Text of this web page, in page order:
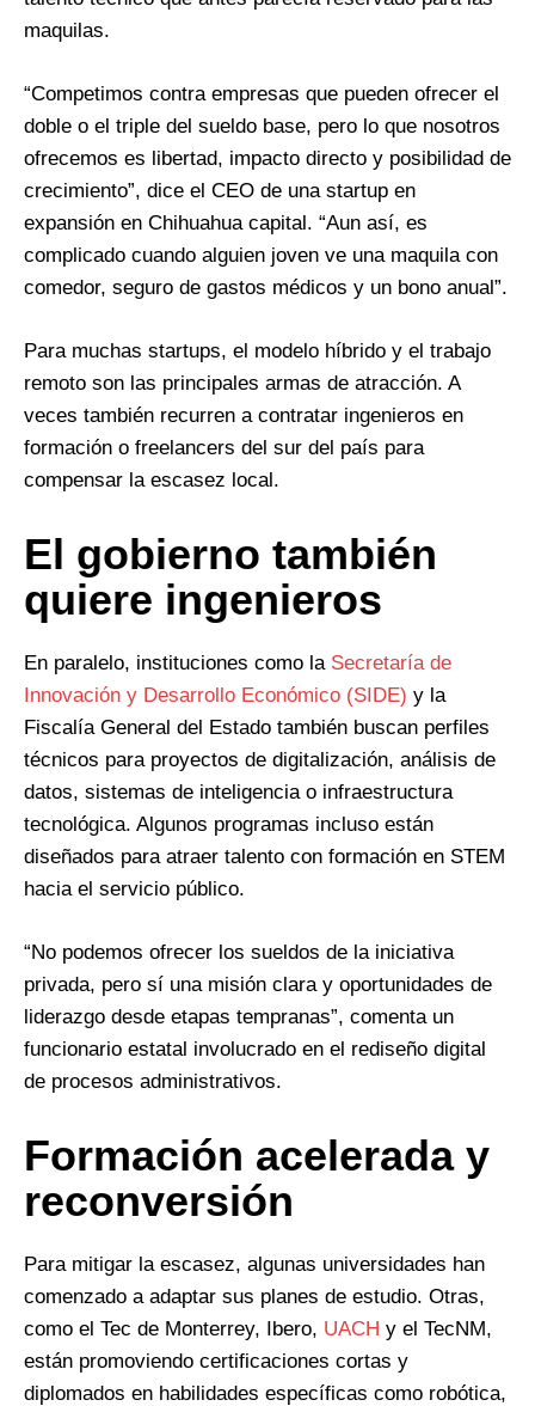
maquilas.
“Competimos contra empresas que pueden ofrecer el
doble o el triple del sueldo base, pero lo que nosotros
ofrecemos es libertad, impacto directo y posibilidad de
crecimiento”, dice el CEO de una startup en
expansión en Chihuahua capital. “Aun así, es
complicado cuando alguien joven ve una maquila con
comedor, seguro de gastos médicos y un bono anual”.
Para muchas startups, el modelo híbrido y el trabajo
remoto son las principales armas de atracción. A
veces también recurren a contratar ingenieros en
formación o freelancers del sur del país para
compensar la escasez local.
El gobierno también
quiere ingenieros
En paralelo, instituciones como la Secretaría de
Innovación y Desarrollo Económico (SIDE) y la
Fiscalía General del Estado también buscan perfiles
técnicos para proyectos de digitalización, análisis de
datos, sistemas de inteligencia o infraestructura
tecnológica. Algunos programas incluso están
diseñados para atraer talento con formación en STEM
hacia el servicio público.
“No podemos ofrecer los sueldos de la iniciativa
privada, pero sí una misión clara y oportunidades de
liderazgo desde etapas tempranas”, comenta un
funcionario estatal involucrado en el rediseño digital
de procesos administrativos.
Formación acelerada y
reconversión
Para mitigar la escasez, algunas universidades han
comenzado a adaptar sus planes de estudio. Otras,
como el Tec de Monterrey, Ibero, UACH y el TecNM,
están promoviendo certificaciones cortas y
diplomados en habilidades específicas como robótica,